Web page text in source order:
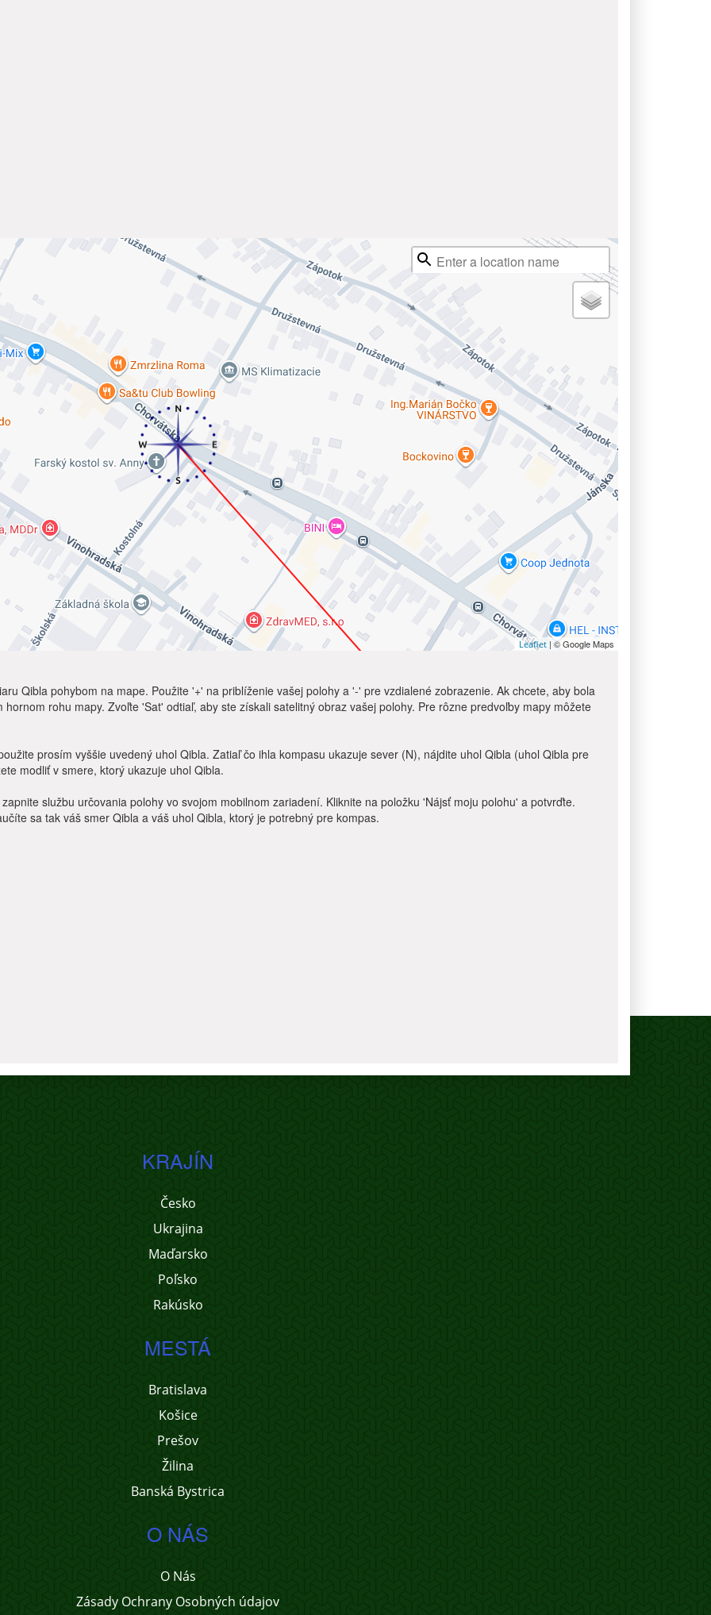
Leaflet | © Google Maps
Qibla pohybom na mape. Použite '+' na priblíženie vašej polohy a '-' pre vzdialené zobrazenie. Ak chcete, aby bola
rohu mapy. Zvoľte 'Sat' odtiaľ, aby ste získali satelitný obraz vašej polohy. Pre rôzne predvoľby mapy môžete
prosím vyššie uvedený uhol Qibla. Zatiaľ čo ihla kompasu ukazuje sever (N), nájdite uhol Qibla (uhol Qibla pre
modliť v smere, ktorý ukazuje uhol Qibla.
službu určovania polohy vo svojom mobilnom zariadení. Kliknite na položku 'Nájsť moju polohu' a potvrďte.
sa tak váš smer Qibla a váš uhol Qibla, ktorý je potrebný pre kompas.
KRAJÍN
Česko
Ukrajina
Maďarsko
Poľsko
Rakúsko
MESTÁ
Bratislava
Košice
Prešov
Žilina
Banská Bystrica
O NÁS
O Nás
Zásady Ochrany Osobných údajov